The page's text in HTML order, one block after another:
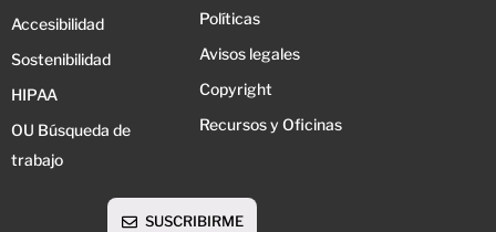
Accesibilidad
Sostenibilidad
HIPAA
OU Búsqueda de
trabajo
Políticas
Avisos legales
Copyright
Recursos y Oficinas
SUSCRIBIRME